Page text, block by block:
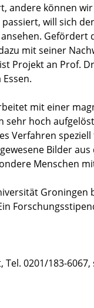
andere können
will sich
mit seiner
Projekt an Prof.
mit einer
sehr hoch
Verfahren
Bilder
Menschen
0201/183-